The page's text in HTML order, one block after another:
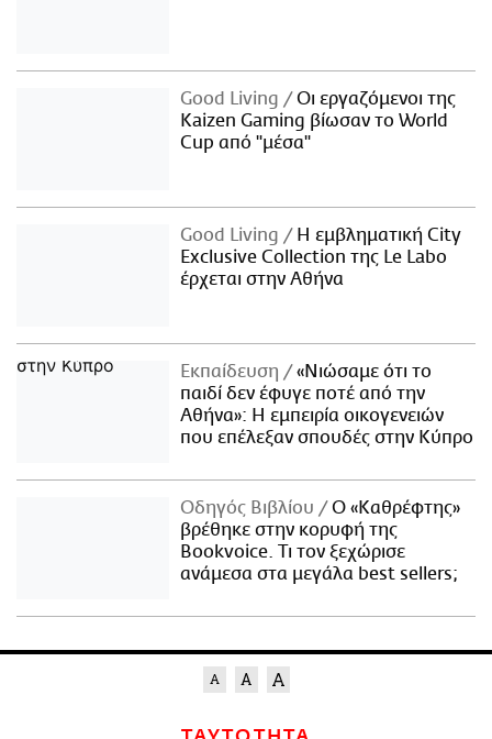
Good Living
Οι εργαζόμενοι της
Kaizen Gaming βίωσαν το World
Cup από "μέσα"
Good Living
Η εμβληματική City
Exclusive Collection της Le Labo
έρχεται στην Αθήνα
Εκπαίδευση
«Νιώσαμε ότι το
παιδί δεν έφυγε ποτέ από την
Αθήνα»: Η εμπειρία οικογενειών
που επέλεξαν σπουδές στην Κύπρο
Οδηγός Βιβλίου
Ο «Καθρέφτης»
βρέθηκε στην κορυφή της
Bookvoice. Τι τον ξεχώρισε
ανάμεσα στα μεγάλα best sellers;